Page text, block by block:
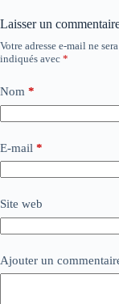
Laisser un
Votre adresse e-mail ne
indiqués avec *
Nom *
E-mail *
Site web
Ajouter un